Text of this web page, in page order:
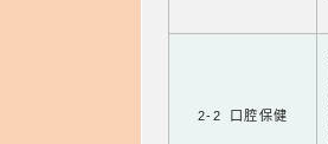
2-2 口腔保健